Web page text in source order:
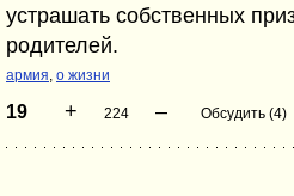
устрашать собственных
родителей.
армия, о жизни
19 + 224 – Обсудить (4)